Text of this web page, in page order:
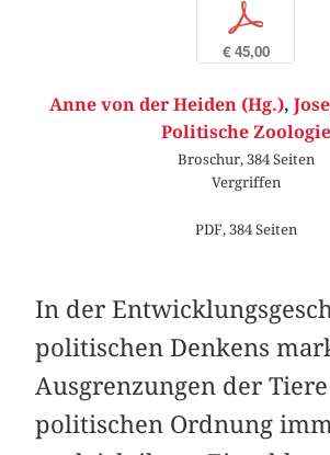
p
€ 45,00
Anne von der Heiden (Hg.),
Politische Zoologie
Broschur, 384 Seiten
Vergriffen
PDF, 384 Seiten
In der
politischen Denkens
Ausgrenzungen der
politischen Ordnung